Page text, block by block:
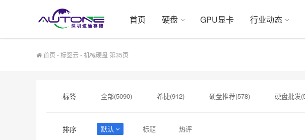
首页 硬盘 GPU显卡 行业动态
首页 -标签云- 机械硬盘 第35页
标签 全部(5090) 希捷(912) 硬盘推荐(578) 硬盘批发
排序 默认 标题 热评